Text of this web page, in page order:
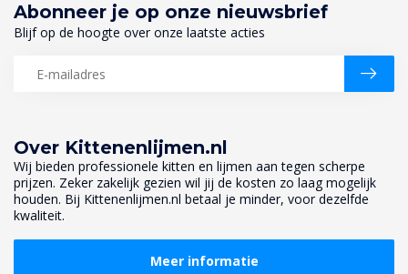
Over Kittenenlijmen.nl
Wij bieden professionele kitten en lijmen aan tegen scherpe
prijzen. Zeker zakelijk gezien wil jij de kosten zo laag mogelijk
houden. Bij Kittenenlijmen.nl betaal je minder, voor dezelfde
kwaliteit.
Meer informatie
Abonneer je op onze nieuwsbrief
Blijf op de hoogte over onze laatste acties